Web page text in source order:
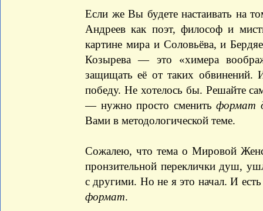
Если же Вы будете настаивать на
Андреев как поэт, философ и
картине мира и Соловьёва, и
Козырева — это «химера
защищать её от таких
победу. Не хотелось бы. Решайте
— нужно просто сменитьформат
Вами в методологической теме.
Сожалею, что тема о Мировой
пронзительной переклички душ,
с другими. Но не я это начал. И
формат.